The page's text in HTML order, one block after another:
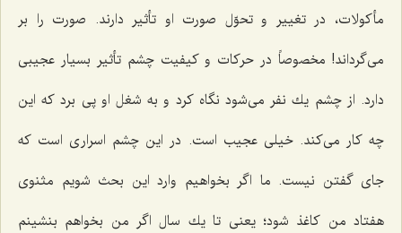
مأكولات، در تغییر و تحوّل صورت او تأثیر دارند. صورت را بر
می‌گرداند! مخصوصاً در حركات و كیفیت چشم تأثیر بسیار عجیبی
دارد. از چشم یك نفر می‌شود نگاه كرد و به شغل او پی برد كه این
چه كار می‌كند. خیلی عجیب است. در این چشم اسراری است كه
جای گفتن نیست. ما اگر بخواهیم وارد این بحث شویم مثنوی
هفتاد من كاغذ شود؛ یعنی تا یك سال اگر من بخواهم بنشینم